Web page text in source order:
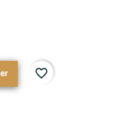
favorite_border